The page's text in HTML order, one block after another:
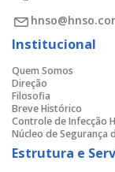
Institucional
Quem Somos
Direção
Filosofia
Breve Histórico
Controle de Infecção
Núcleo de Segurança
Estrutura e